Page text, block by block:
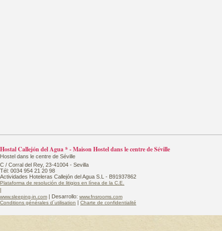
Hostal Callejón del Agua * - Maison Hostel dans le centre de Séville
Hostel dans le centre de Séville
C / Corral del Rey, 23-41004 - Sevilla
Tél: 0034 954 21 20 98
Actividades Hoteleras Callejón del Agua S.L - B91937862
Plataforma de resolución de litigios en línea de la C.E.
|
www.sleeping-in.com | Desarrollo: www.fnsrooms.com
Conditions générales d´utilisation | Charte de confidentialité